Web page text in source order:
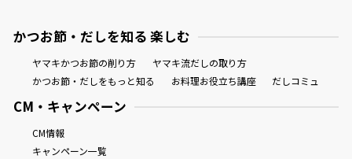
かつお節・だしを知る 楽しむ
ヤマキかつお節の削り方
ヤマキ流だしの取り方
かつお節・だしをもっと知る
お料理お役立ち講座 だしコミュ
CM・キャンペーン
CM情報
キャンペーン一覧